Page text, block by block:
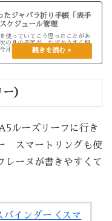
たジャバラ折り手帳「表手
ケジュール管理
使っていてこう思ったことがあ
の月の予定が、なぜかうまく把
月最後の週と来月初めの週が別
次の月を見るのが難しい。今月
）
ルーズリーフに行き
スマートリングも使
レーヌが書きやすくて
インダー＜スマ